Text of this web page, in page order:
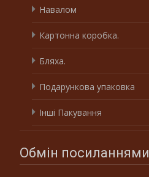
Навалом
Картонна коробка.
Бляха.
Подарункова упаковка
Інші Пакування
Обмін посиланнями